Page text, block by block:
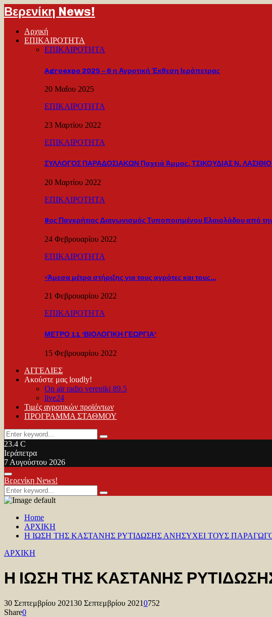
Βερενίκη News!
Αρχική
ΕΠΙΚΑΙΡΟΤΗΤΑ
ΕΠΙΚΑΙΡΟΤΗΤΑ
Agroexpo 2025 – 6 η Αγροτική Έκθεση Ιεράπετρας
20 Μαΐου 2025
ΕΠΙΚΑΙΡΟΤΗΤΑ
23 Μαρτίου 2022
ΕΠΙΚΑΙΡΟΤΗΤΑ
ΣΥΛΛΟΓΟΣ ΠΑΡΑΔΟΣΙΑΚΩΝ Παχειά Άμμος, ΤΣΙΚΟΥΔΙΑΣ Ν.
20 Μαρτίου 2022
ΕΠΙΚΑΙΡΟΤΗΤΑ
8ος Παγκρήτιος Διαγωνισμός Τυποποιημένου Ελαιολάδου από
24 Φεβρουαρίου 2022
ΕΠΙΚΑΙΡΟΤΗΤΑ
«Άμεσα μέτρα στήριξης για τους αγρότες και τους…
21 Φεβρουαρίου 2022
ΕΠΙΚΑΙΡΟΤΗΤΑ
ΜΕΤΡΟ 11 ‘ΒΙΟΛΟΓΙΚΗ ΓΕΩΡΓΙΑ’
15 Φεβρουαρίου 2022
ΑΓΓΕΛΙΕΣ
Ακούστε μας loudly!
On air radio vereniki 89.5
live24
Τιμές αγροτικών προϊόντων
ΠΡΟΓΡΑΜΜΑ ΣΤΑΘΜΟΥ
Search
for:
Search
23.4 C
Ιεράπετρα
7 Αυγούστου 2026
Facebook
Twitter
Youtube
Primary
Menu
Βερενίκη News!
Search
for:
Search
Home
ΑΡΧΙΚΗ
Η ΙΩΣΗ ΤΗΣ ΚΑΣΤΑΝΗΣ ΡΥΤΙΔΩΣΗΣ ΑΝΗΣΥΧΕΙ ΤΟΥΣ
ΑΡΧΙΚΗ
Η ΙΩΣΗ ΤΗΣ ΚΑΣΤΑΝΗΣ
30 Σεπτεμβρίου 202130 Σεπτεμβρίου 20210752
Share0